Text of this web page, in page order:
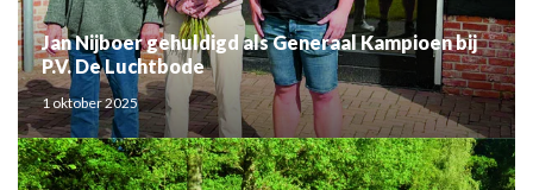
Jan Nijboer gehuldigd als Generaal Kampioen bij
P.V. De Luchtbode
1 oktober 2025